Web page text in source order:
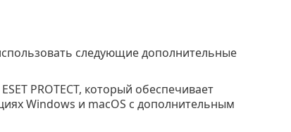
следующие дополнительные
PROTECT, который обеспечивает
Windows и macOS с дополнительным